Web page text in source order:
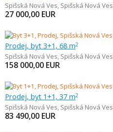
Spišská Nová Ves, Spišská Nová Ves
27 000,00 EUR
Prodej, byt 3+1, 68 m2
Spišská Nová Ves, Spišská Nová Ves
158 000,00 EUR
Prodej, byt 1+1, 37 m2
Spišská Nová Ves, Spišská Nová Ves
83 490,00 EUR